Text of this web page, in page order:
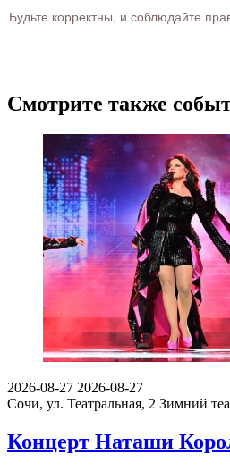
Будьте корректны, и соблюдайте
Смотрите также
2026-08-27 2026-08-27
Сочи, ул. Театральная, 2 Зимний
Концерт Наташи